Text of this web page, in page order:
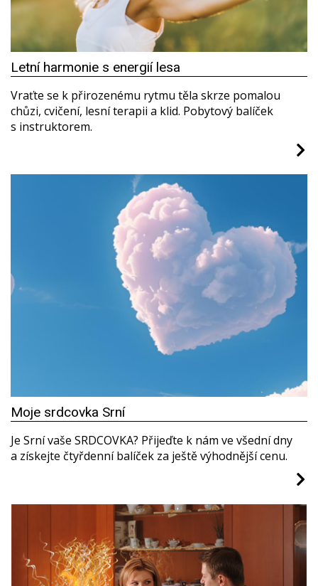
Letní harmonie s energií lesa
Vraťte se k přirozenému rytmu těla skrze pomalou
chůzi, cvičení, lesní terapii a klid. Pobytový balíček
s instruktorem.
Moje srdcovka Srní
Je Srní vaše SRDCOVKA? Přijeďte k nám ve všední dny
a získejte čtyřdenní balíček za ještě výhodnější cenu.